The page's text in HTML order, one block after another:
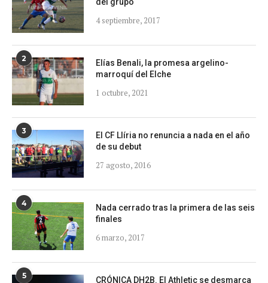
del grupo
4 septiembre, 2017
2
Elías Benali, la promesa argelino-
marroquí del Elche
1 octubre, 2021
3
El CF Llíria no renuncia a nada en el año
de su debut
27 agosto, 2016
4
Nada cerrado tras la primera de las seis
finales
6 marzo, 2017
5 CRÓNICA DH2B. El Athletic se desmarca